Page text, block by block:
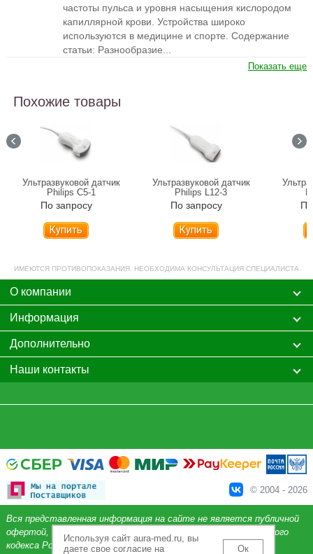
частоты пульса и уровня насыщения кислородом
капиллярной крови. Устройства широко
используются в медицине и спорте. Содержание
статьи: Разнообразие...
Показать еще
Похожие товары
Ультразвуковой датчик
Philips С5-1
По запросу
Купить
Ультразвуковой датчик
Philips L12-3
По запросу
Купить
ИМЕЮТСЯ ПРОТИВОПОКАЗАНИЯ. НЕОБХОДИМА КОНСУЛЬТАЦИЯ СПЕЦИАЛИСТА
О компании
Информация
Дополнительно
Наши контакты
© 2004 - 2026
Вся представленная информация на сайте не является публичной
офертой, определяемой положениями Статьи 437 Гражданского
кодекса Российской Федерации.
Используя сайт aura-med.ru, вы
даете свое согласие на
Ок